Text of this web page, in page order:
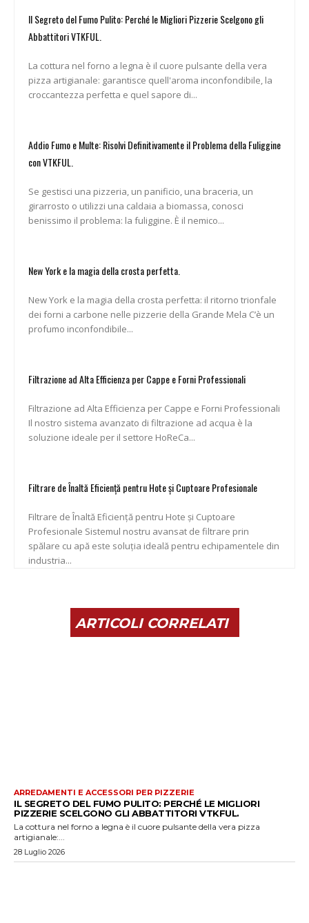
Il Segreto del Fumo Pulito: Perché le Migliori Pizzerie Scelgono gli
Abbattitori VTKFUL.
La cottura nel forno a legna è il cuore pulsante della vera
pizza artigianale: garantisce quell'aroma inconfondibile, la
croccantezza perfetta e quel sapore di...
Addio Fumo e Multe: Risolvi Definitivamente il Problema della Fuliggine
con VTKFUL.
Se gestisci una pizzeria, un panificio, una braceria, un
girarrosto o utilizzi una caldaia a biomassa, conosci
benissimo il problema: la fuliggine. È il nemico...
New York e la magia della crosta perfetta.
New York e la magia della crosta perfetta: il ritorno trionfale
dei forni a carbone nelle pizzerie della Grande Mela C’è un
profumo inconfondibile...
Filtrazione ad Alta Efficienza per Cappe e Forni Professionali
Filtrazione ad Alta Efficienza per Cappe e Forni Professionali
Il nostro sistema avanzato di filtrazione ad acqua è la
soluzione ideale per il settore HoReCa...
Filtrare de Înaltă Eficiență pentru Hote și Cuptoare Profesionale
Filtrare de Înaltă Eficiență pentru Hote și Cuptoare
Profesionale Sistemul nostru avansat de filtrare prin
spălare cu apă este soluția ideală pentru echipamentele din
industria...
ARTICOLI CORRELATI
ARREDAMENTI E ACCESSORI PER PIZZERIE
IL SEGRETO DEL FUMO PULITO: PERCHÉ LE MIGLIORI
PIZZERIE SCELGONO GLI ABBATTITORI VTKFUL.
La cottura nel forno a legna è il cuore pulsante della vera pizza
artigianale:...
28 Luglio 2026